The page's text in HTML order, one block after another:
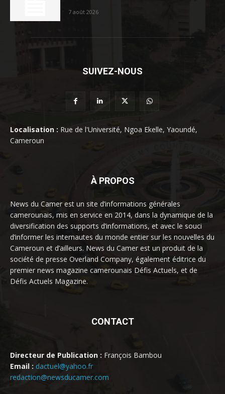
7 août 2026
SUIVEZ-NOUS
Localisation : Rue de l'Université, Ngoa Ekelle, Yaoundé,
Cameroun
À PROPOS
News du Camer est un site d’informations générales
camerounais, mis en service en 2014, dans la dynamique de la
diversification des supports d’informations, et avec le souci
d’informer les internautes du monde entier sur les nouvelles du
Cameroun et d’ailleurs. News du Camer est un produit de la
société de presse Overland Company, également éditrice du
premier news magazine camerounais Défis Actuels, et de
Défis Actuels Magazine.
CONTACT
Directeur de Publication : François Bambou
Email : dactuel@yahoo.fr
redaction@newsducamer.com